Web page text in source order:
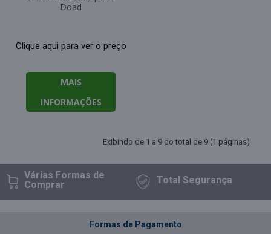
Doad
Clique aqui para ver o preço
MAIS
INFORMAÇÕES
Exibindo de 1 a 9 do total de 9 (1 páginas)
Várias Formasde
Comprar
TotalSegurança
Formas de Pagamento